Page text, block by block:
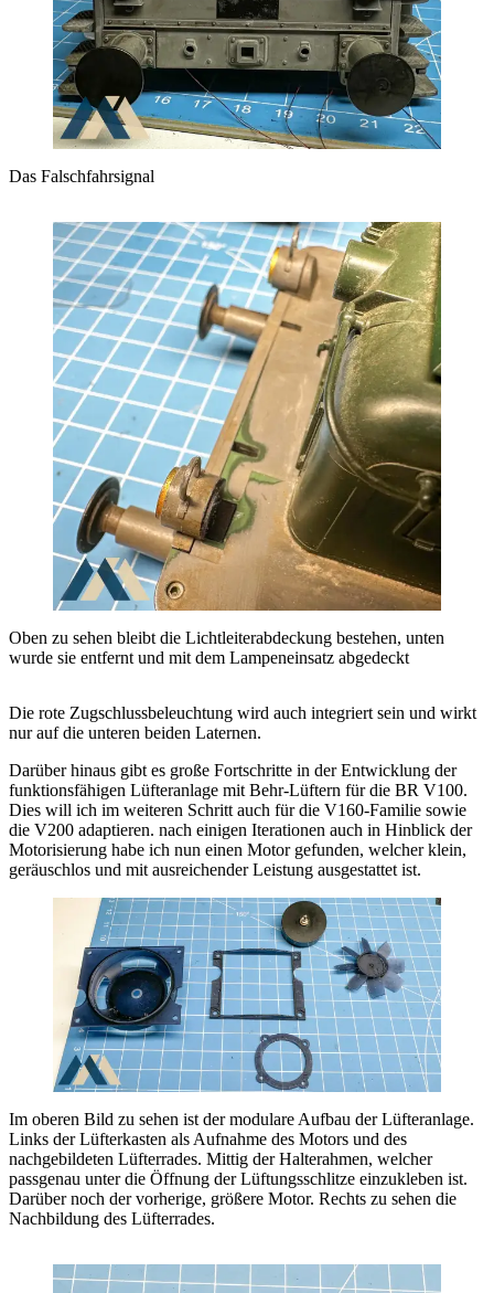
Das Falschfahrsignal
Oben zu sehen bleibt die Lichtleiterabdeckung bestehen, unten
wurde sie entfernt und mit dem Lampeneinsatz abgedeckt
Die rote Zugschlussbeleuchtung wird auch integriert sein und wirkt
nur auf die unteren beiden Laternen.
Darüber hinaus gibt es große Fortschritte in der Entwicklung der
funktionsfähigen Lüfteranlage mit Behr-Lüftern für die BR V100.
Dies will ich im weiteren Schritt auch für die V160-Familie sowie
die V200 adaptieren. nach einigen Iterationen auch in Hinblick der
Motorisierung habe ich nun einen Motor gefunden, welcher klein,
geräuschlos und mit ausreichender Leistung ausgestattet ist.
Im oberen Bild zu sehen ist der modulare Aufbau der Lüfteranlage.
Links der Lüfterkasten als Aufnahme des Motors und des
nachgebildeten Lüfterrades. Mittig der Halterahmen, welcher
passgenau unter die Öffnung der Lüftungsschlitze einzukleben ist.
Darüber noch der vorherige, größere Motor. Rechts zu sehen die
Nachbildung des Lüfterrades.